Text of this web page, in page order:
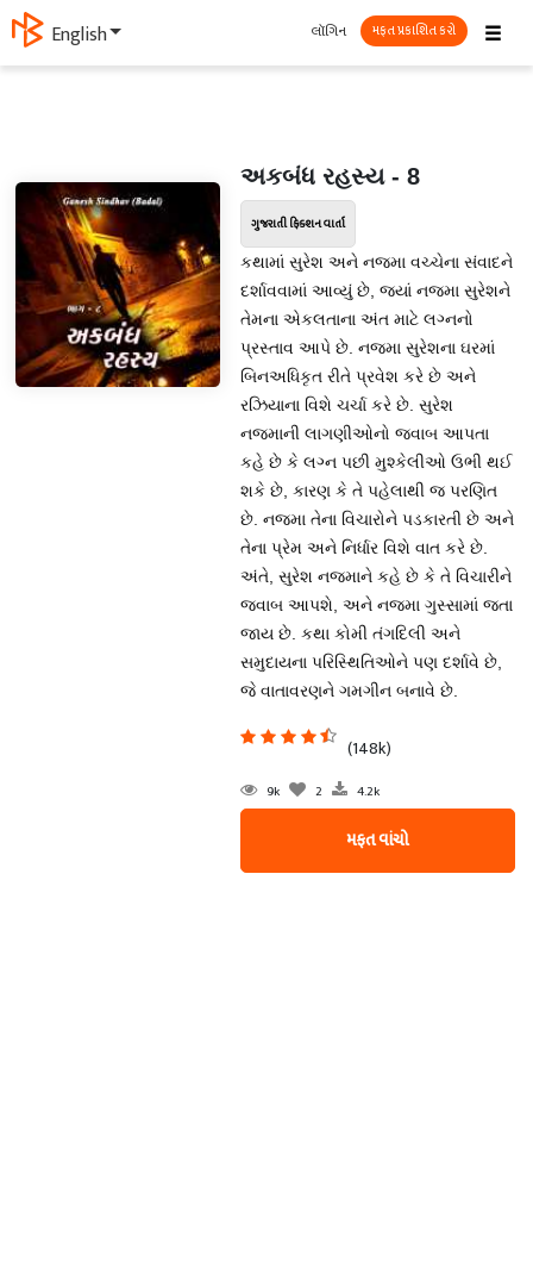
English ☰
લૉગિન મફત પ્રકાશિત કરો
અકબંધ રહસ્ય - 8
ગુજરાતી ફિક્શન વાર્તા
કથામાં સુરેશ અને નજમા વચ્ચેના સંવાદને
દર્શાવવામાં આવ્યું છે, જ્યાં નજમા સુરેશને
તેમના એકલતાના અંત માટે લગ્નનો
પ્રસ્તાવ આપે છે. નજમા સુરેશના ઘરમાં
બિનઅધિકૃત રીતે પ્રવેશ કરે છે અને
રઝિયાના વિશે ચર્ચા કરે છે. સુરેશ
નજમાની લાગણીઓનો જવાબ આપતા
કહે છે કે લગ્ન પછી મુશ્કેલીઓ ઉભી થઈ
શકે છે, કારણ કે તે પહેલાથી જ પરણિત
છે. નજમા તેના વિચારોને પડકારતી છે અને
તેના પ્રેમ અને નિર્ધાર વિશે વાત કરે છે.
અંતે, સુરેશ નજમાને કહે છે કે તે વિચારીને
જવાબ આપશે, અને નજમા ગુસ્સામાં જતા
જાય છે. કથા કોમી તંગદિલી અને
સમુદાયના પરિસ્થિતિઓને પણ દર્શાવે છે,
જે વાતાવરણને ગમગીન બનાવે છે.
(148k)
9k 2 4.2k
મફત વાંચો